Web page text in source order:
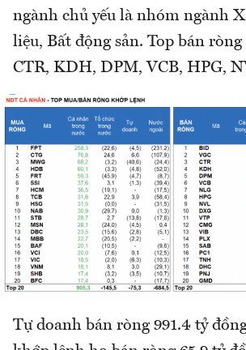
ngành chủ yếu là nhóm ngành
liệu, Bất động sản. Top bán
CTR, KDH, DPM, VCB, HPG,
Tự doanh bán ròng 991.4 tỷ